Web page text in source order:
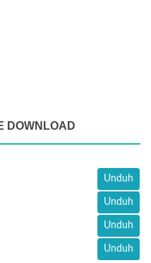
DOWNLOAD
Unduh
Unduh
Unduh
Unduh